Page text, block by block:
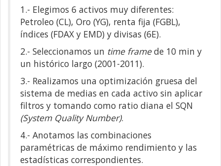
1.- Elegimos 6 activos muy diferentes:
Petroleo (CL), Oro (YG), renta fija (FGBL),
índices (FDAX y EMD) y divisas (6E).
2.- Seleccionamos un time framede 10 min y
un histórico largo (2001-2011).
3.- Realizamos una optimización gruesa del
sistema de medias en cada activo sin aplicar
filtros y tomando como ratio diana el SQN
(System Quality Number).
4.- Anotamos las combinaciones
paramétricas de máximo rendimiento y las
estadísticas correspondientes.